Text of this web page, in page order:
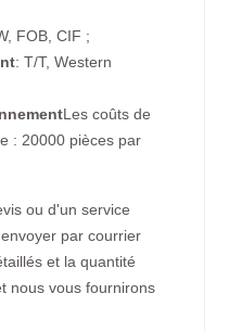
FOB, CIF ;
: T/T, Western
Les coûts de
: 20000 pièces par
ou d'un service
par courrier
et la quantité
nous vous fournirons